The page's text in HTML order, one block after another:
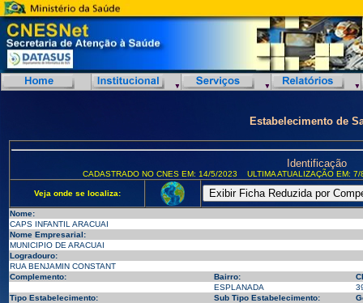
Estabelecimento de
Identificação
CADASTRADO NO CNES EM: 14/5/2023 ULTIMA ATUALIZAÇÃO EM:
Veja onde se localiza:
Nome:
CAPS INFANTIL ARACUAI
Nome Empresarial:
MUNICIPIO DE ARACUAI
Logradouro:
RUA BENJAMIN CONSTANT
Complemento:
Bairro:
ESPLANADA
Tipo Estabelecimento:
Sub Tipo Estabelecimento: